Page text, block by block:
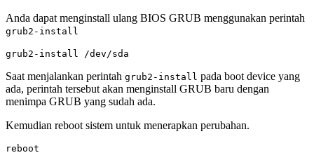
Anda dapat menginstall ulang BIOS GRUB menggunakan perintah
grub2-install
grub2-install /dev/sda
Saat menjalankan perintah grub2-install pada boot device yang
ada, perintah tersebut akan menginstall GRUB baru dengan
menimpa GRUB yang sudah ada.
Kemudian reboot sistem untuk menerapkan perubahan.
reboot